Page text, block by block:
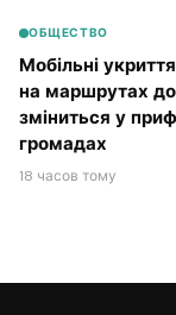
ОБЩЕСТВО
Мобільні
на маршрутах
зміниться у
громадах
18 часов тому